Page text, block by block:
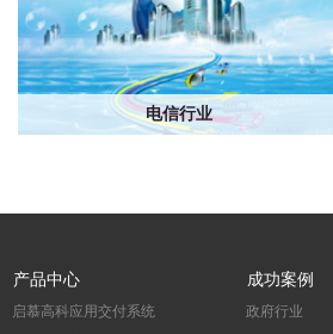
电信行业
产品中心
启慕高科应用交付系统
成功案例
政府行业